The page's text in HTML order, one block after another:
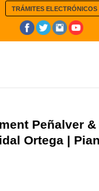
TRÁMITES ELECTRÓNICOS
Peñalver &
Ortega |